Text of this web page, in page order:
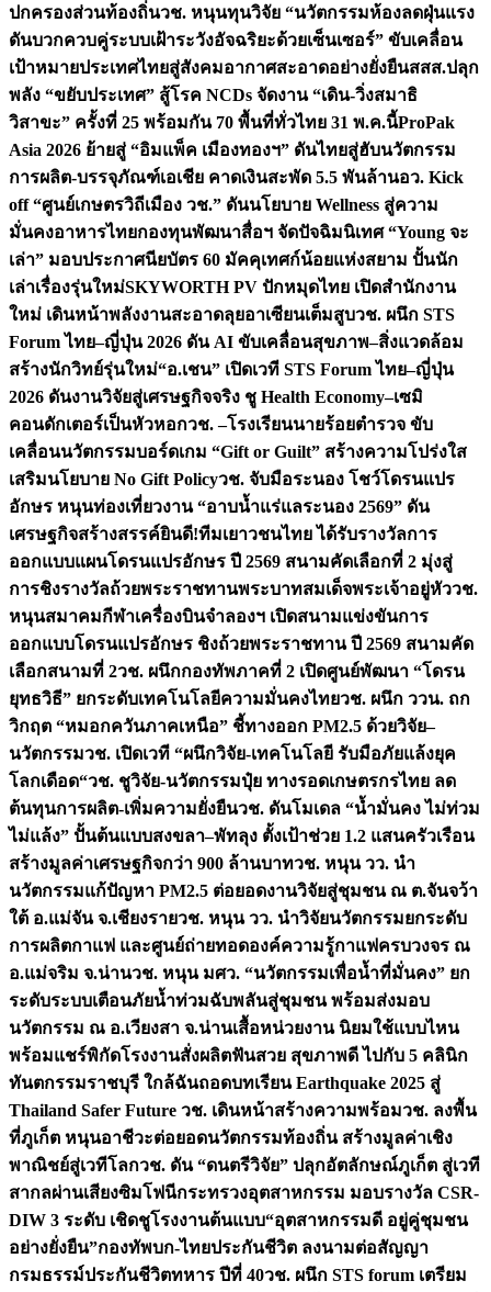
ปกครองส่วนท้องถิ่นวช. หนุนทุนวิจัย “นวัตกรรมห้องลดฝุ่นแรง
ดันบวกควบคู่ระบบเฝ้าระวังอัจฉริยะด้วยเซ็นเซอร์” ขับเคลื่อน
เป้าหมายประเทศไทยสู่สังคมอากาศสะอาดอย่างยั่งยืนสสส.ปลุก
พลัง “ขยับประเทศ” สู้โรค NCDs จัดงาน “เดิน-วิ่งสมาธิ
วิสาขะ” ครั้งที่ 25 พร้อมกัน 70 พื้นที่ทั่วไทย 31 พ.ค.นี้ProPak
Asia 2026 ย้ายสู่ “อิมแพ็ค เมืองทองฯ” ดันไทยสู่ฮับนวัตกรรม
การผลิต-บรรจุภัณฑ์เอเชีย คาดเงินสะพัด 5.5 พันล้านอว. Kick
off “ศูนย์เกษตรวิถีเมือง วช.” ดันนโยบาย Wellness สู่ความ
มั่นคงอาหารไทยกองทุนพัฒนาสื่อฯ จัดปัจฉิมนิเทศ “Young จะ
เล่า” มอบประกาศนียบัตร 60 มัคคุเทศก์น้อยแห่งสยาม ปั้นนัก
เล่าเรื่องรุ่นใหม่SKYWORTH PV ปักหมุดไทย เปิดสำนักงาน
ใหม่ เดินหน้าพลังงานสะอาดลุยอาเซียนเต็มสูบวช. ผนึก STS
Forum ไทย–ญี่ปุ่น 2026 ดัน AI ขับเคลื่อนสุขภาพ–สิ่งแวดล้อม
สร้างนักวิทย์รุ่นใหม่“อ.เชน” เปิดเวที STS Forum ไทย–ญี่ปุ่น
2026 ดันงานวิจัยสู่เศรษฐกิจจริง ชู Health Economy–เซมิ
คอนดักเตอร์เป็นหัวหอกวช. –โรงเรียนนายร้อยตำรวจ ขับ
เคลื่อนนวัตกรรมบอร์ดเกม “Gift or Guilt” สร้างความโปร่งใส
เสริมนโยบาย No Gift Policyวช. จับมือระนอง โชว์โดรนแปร
อักษร หนุนท่องเที่ยวงาน “อาบน้ำแร่แลระนอง 2569” ดัน
เศรษฐกิจสร้างสรรค์ยินดี!ทีมเยาวชนไทย ได้รับรางวัลการ
ออกแบบแผนโดรนแปรอักษร ปี 2569 สนามคัดเลือกที่ 2 มุ่งสู่
การชิงรางวัลถ้วยพระราชทานพระบาทสมเด็จพระเจ้าอยู่หัววช.
หนุนสมาคมกีฬาเครื่องบินจำลองฯ เปิดสนามแข่งขันการ
ออกแบบโดรนแปรอักษร ชิงถ้วยพระราชทาน ปี 2569 สนามคัด
เลือกสนามที่ 2วช. ผนึกกองทัพภาคที่ 2 เปิดศูนย์พัฒนา “โดรน
ยุทธวิธี” ยกระดับเทคโนโลยีความมั่นคงไทยวช. ผนึก ววน. ถก
วิกฤต “หมอกควันภาคเหนือ” ชี้ทางออก PM2.5 ด้วยวิจัย–
นวัตกรรมวช. เปิดเวที “ผนึกวิจัย-เทคโนโลยี รับมือภัยแล้งยุค
โลกเดือด“วช. ชูวิจัย-นวัตกรรมปุ๋ย ทางรอดเกษตรกรไทย ลด
ต้นทุนการผลิต-เพิ่มความยั่งยืนวช. ดันโมเดล “น้ำมั่นคง ไม่ท่วม
ไม่แล้ง” ปั้นต้นแบบสงขลา–พัทลุง ตั้งเป้าช่วย 1.2 แสนครัวเรือน
สร้างมูลค่าเศรษฐกิจกว่า 900 ล้านบาทวช. หนุน วว. นำ
นวัตกรรมแก้ปัญหา PM2.5 ต่อยอดงานวิจัยสู่ชุมชน ณ ต.จันจว้า
ใต้ อ.แม่จัน จ.เชียงรายวช. หนุน วว. นำวิจัยนวัตกรรมยกระดับ
การผลิตกาแฟ และศูนย์ถ่ายทอดองค์ความรู้กาแฟครบวงจร ณ
อ.แม่จริม จ.น่านวช. หนุน มศว. “นวัตกรรมเพื่อน้ำที่มั่นคง” ยก
ระดับระบบเตือนภัยน้ำท่วมฉับพลันสู่ชุมชน พร้อมส่งมอบ
นวัตกรรม ณ อ.เวียงสา จ.น่านเสื้อหน่วยงาน นิยมใช้แบบไหน
พร้อมแชร์พิกัดโรงงานสั่งผลิตฟันสวย สุขภาพดี ไปกับ 5 คลินิก
ทันตกรรมราชบุรี ใกล้ฉันถอดบทเรียน Earthquake 2025 สู่
Thailand Safer Future วช. เดินหน้าสร้างความพร้อมวช. ลงพื้น
ที่ภูเก็ต หนุนอาชีวะต่อยอดนวัตกรรมท้องถิ่น สร้างมูลค่าเชิง
พาณิชย์สู่เวทีโลกวช. ดัน “ดนตรีวิจัย” ปลุกอัตลักษณ์ภูเก็ต สู่เวที
สากลผ่านเสียงซิมโฟนีกระทรวงอุตสาหกรรม มอบรางวัล CSR-
DIW 3 ระดับ เชิดชูโรงงานต้นแบบ“อุตสาหกรรมดี อยู่คู่ชุมชน
อย่างยั่งยืน”กองทัพบก-ไทยประกันชีวิต ลงนามต่อสัญญา
กรมธรรม์ประกันชีวิตทหาร ปีที่ 40วช. ผนึก STS forum เตรียม